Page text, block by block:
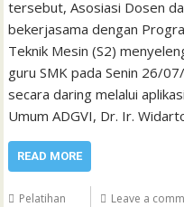
tersebut, Asosiasi Dosen
bekerjasama dengan
Teknik Mesin (S2)
guru SMK pada Senin 26/
secara daring melalui
Umum ADGVI, Dr. Ir.
READ MORE
Pelatihan Leave a